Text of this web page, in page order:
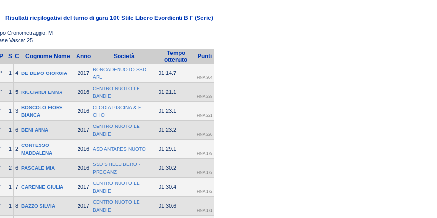
Risultati riepilogativi del turno di gara 100 Stile Libero Esordienti B F (Serie)
Cronometraggio: M
Vasca: 25
P S C Cognome Nome Anno Società
Tempo
ottenuto
Punti
1 4 DE DEMO GIORGIA 2017
RONCADENUOTO SSD
ARL
01:14.7
FINA 304
1 5 RICCIARDI EMMA 2016
CENTRO NUOTO LE
BANDIE
01:21.1
FINA 238
1 3
BOSCOLO FIORE
BIANCA
2016
CLODIA PISCINA & F -
CHIO
01:23.1
FINA 221
1 6 BENI ANNA 2017
CENTRO NUOTO LE
BANDIE
01:23.2
FINA 220
1 2
CONTESSO
MADDALENA
2016 ASD ANTARES NUOTO 01:29.1
FINA 179
2 6 PASCALE MIA 2016
SSD STILELIBERO -
PREGANZ
01:30.2
FINA 173
1 7 CARENNE GIULIA 2017
CENTRO NUOTO LE
BANDIE
01:30.4
FINA 172
1 8 BAZZO SILVIA 2017
CENTRO NUOTO LE
BANDIE
01:30.6
FINA 171